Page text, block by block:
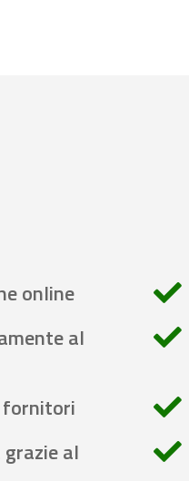
online
al
fornitori
al